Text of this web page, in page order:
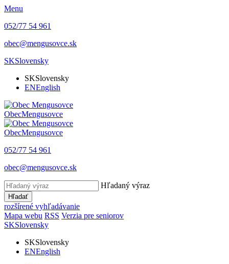
Menu
052/77 54 961
obec@mengusovce.sk
SKSlovensky
SKSlovensky
ENEnglish
ObecMengusovce
ObecMengusovce
052/77 54 961
obec@mengusovce.sk
Hľadaný výraz
Hľadať
rozšírené vyhľadávanie
Mapa webu RSS Verzia pre seniorov
SKSlovensky
SKSlovensky
ENEnglish